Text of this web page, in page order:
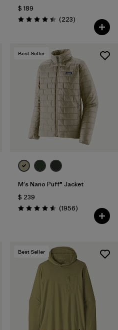
$ 189
Valoración: 4.4 / 5
(223Comentarios
)
Best Seller
M's Nano Puff® Jacket
$ 239
Valoración: 4.6 / 5
(1956Comentarios
)
Best Seller